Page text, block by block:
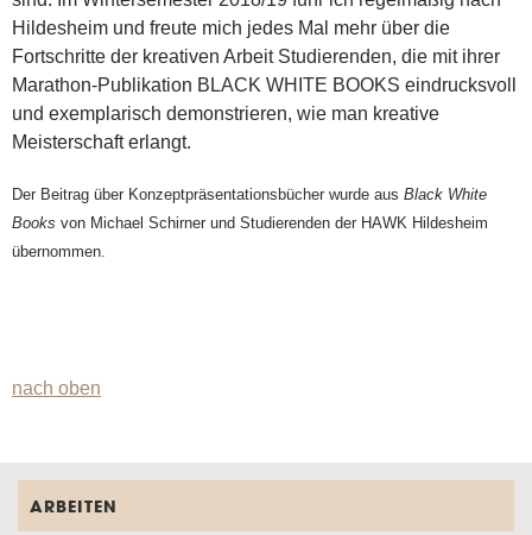
Hildesheim und freute mich jedes Mal mehr über die
Fortschritte der kreativen Arbeit Studierenden, die mit ihrer
Marathon-Publikation BLACK WHITE BOOKS eindrucksvoll
und exemplarisch demonstrieren, wie man kreative
Meisterschaft erlangt.
Der Beitrag über Konzeptpräsentationsbücher wurde aus Black White
Books von Michael Schirner und Studierenden der HAWK Hildesheim
übernommen.
nach oben
ARBEITEN